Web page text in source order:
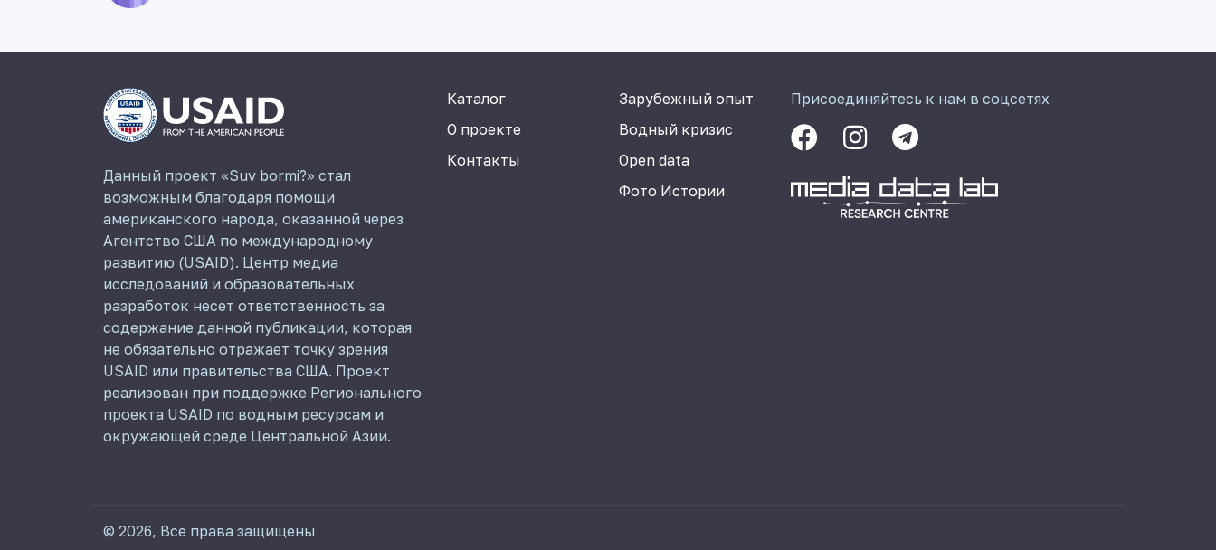
Данный проект «Suv bormi?» стал
возможным благодаря помощи
американского народа, оказанной через
Агентство США по международному
развитию (USAID). Центр медиа
исследований и образовательных
разработок несет ответственность за
содержание данной публикации, которая
не обязательно отражает точку зрения
USAID или правительства США. Проект
реализован при поддержке Регионального
проекта USAID по водным ресурсам и
окружающей среде Центральной Азии.
Каталог
О проекте
Контакты
Зарубежный опыт
Водный кризис
Open data
Фото Истории
Присоединяйтесь к нам в соцсетях
© 2026, Все права защищены